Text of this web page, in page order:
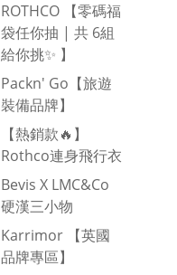
ROTHCO 【零碼福
袋任你抽 | 共 6組
給你挑✨ 】
Packn' Go【旅遊
裝備品牌】
【熱銷款🔥】
Rothco連身飛行衣
Bevis X LMC&Co
硬漢三小物
Karrimor 【英國
品牌專區】